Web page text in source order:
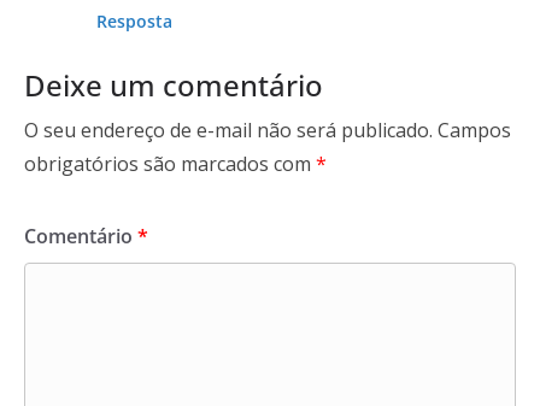
Resposta
Deixe um comentário
O seu endereço de e-mail não será publicado. Campos
obrigatórios são marcados com *
Comentário *